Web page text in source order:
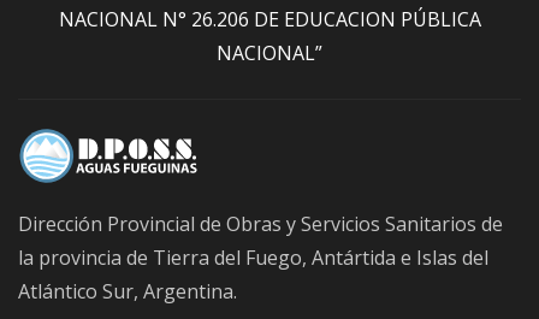
NACIONAL N° 26.206 DE EDUCACION PÚBLICA
NACIONAL”
Dirección Provincial de Obras y Servicios Sanitarios de
la provincia de Tierra del Fuego, Antártida e Islas del
Atlántico Sur, Argentina.